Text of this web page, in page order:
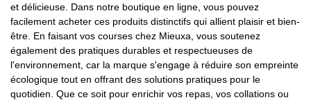
et délicieuse. Dans notre boutique en ligne, vous pouvez
facilement acheter ces produits distinctifs qui allient plaisir et bien-
être. En faisant vos courses chez Mieuxa, vous soutenez
également des pratiques durables et respectueuses de
l'environnement, car la marque s'engage à réduire son empreinte
écologique tout en offrant des solutions pratiques pour le
quotidien. Que ce soit pour enrichir vos repas, vos collations ou